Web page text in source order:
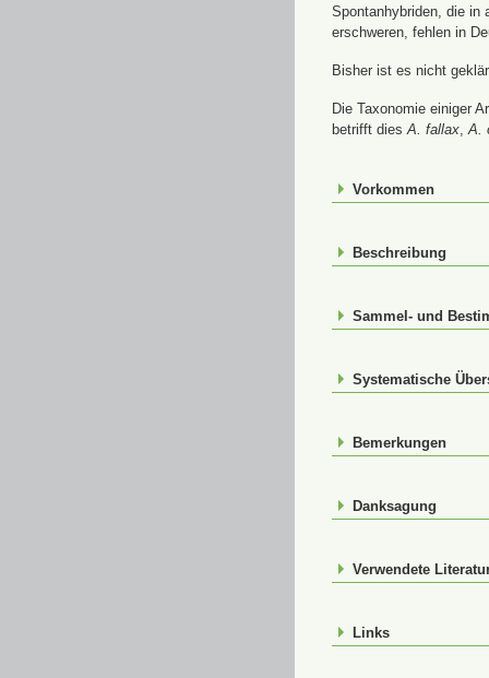
Spontanhybriden, die in
erschweren, fehlen in
Bisher ist es nicht
Die Taxonomie einiger
betrifft diesA. fallax,A.
Vorkommen
Beschreibung
Sammel- und
Systematische
Bemerkungen
Danksagung
Verwendete
Links